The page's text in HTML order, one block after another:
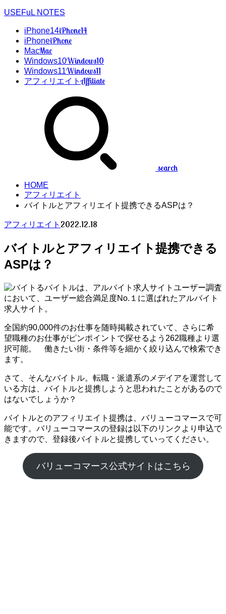
USEFuL NOTES
iPhone14iPhone14
iPhoneiPhone
MacMac
Windows10Windows10
Windows11Windows11
アフィリエイトAffiliate
search
HOME
アフィリエイト
バイトルとアフィリエイト提携できるASPは？
アフィリエイト 2022.12.18
バイトルとアフィリエイト提携できる
ASPは？
バイトルは、アルバイト求人サイトユーザー調査
において、ユーザー総合満足度No.１に選ばれたアルバイト
求人サイト。
全国約90,000件のお仕事を随時掲載されていて、さらに希
望職種のお仕事がピンポイントで探せるよう262職種より選
択可能。 働きたい街・条件等を細かく絞り込んで検索でき
ます。
さて、そんなバイトル。転職・派遣系のメデイアを運営して
いる方は、バイトルと提携しようと思われたことがあるので
はないでしょうか？
バイトルとのアフィリエイト提携は、バリューコマースで可
能です。バリューコマースの登録は以下のリンクより申込で
きますので、登録後バイトルと提携していってください。
バリューコマース公式サイトはこちら